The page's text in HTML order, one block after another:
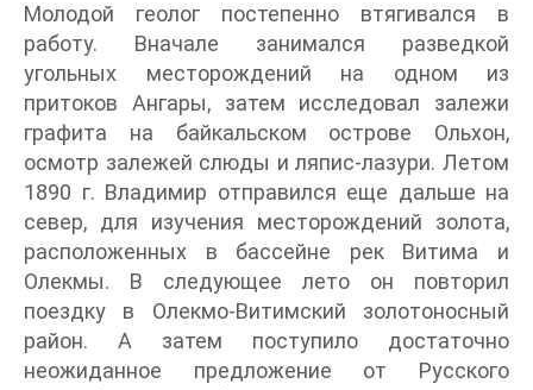
Молодой геолог постепенно втягивался в
работу. Вначале занимался разведкой
угольных месторождений на одном из
притоков Ангары, затем исследовал залежи
графита на байкальском острове Ольхон,
осмотр залежей слюды и ляпис-лазури. Летом
1890 г. Владимир отправился еще дальше на
север, для изучения месторождений золота,
расположенных в бассейне рек Витима и
Олекмы. В следующее лето он повторил
поездку в Олекмо-Витимский золотоносный
район. А затем поступило достаточно
неожиданное предложение от Русского